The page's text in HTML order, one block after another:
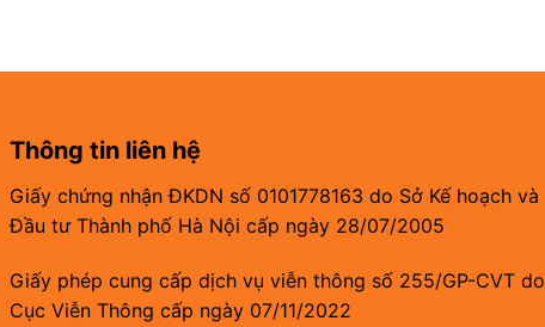
Thông tin liên hệ
Giấy chứng nhận ĐKDN số 0101778163 do Sở Kế hoạch và
Đầu tư Thành phố Hà Nội cấp ngày 28/07/2005
Giấy phép cung cấp dịch vụ viễn thông số 255/GP-CVT do
Cục Viễn Thông cấp ngày 07/11/2022